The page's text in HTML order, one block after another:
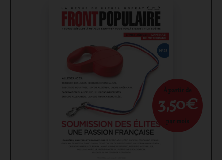
À partir de
3,50€
par mois